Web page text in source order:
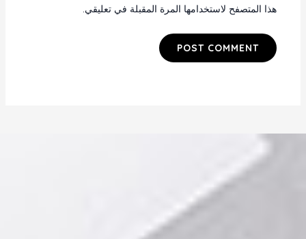
هذا المتصفح لاستخدامها المرة المقبلة في تعليقي.